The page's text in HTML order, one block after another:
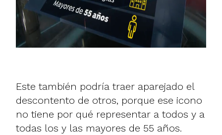
Este también podría traer aparejado el
descontento de otros, porque ese icono
no tiene por qué representar a todos y a
todas los y las mayores de 55 años.